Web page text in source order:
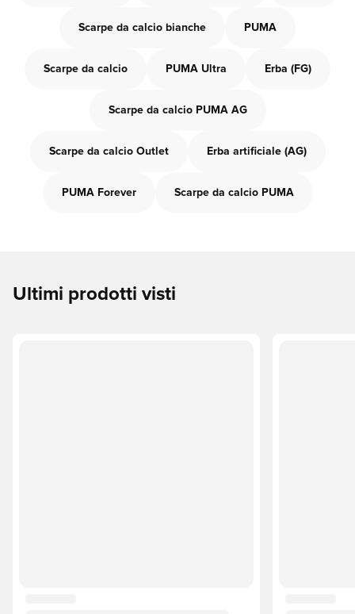
Scarpe da calcio bianche PUMA
Scarpe da calcio PUMA Ultra Erba (FG)
Scarpe da calcio PUMA AG
Scarpe da calcio Outlet Erba artificiale (AG)
PUMA Forever Scarpe da calcio PUMA
Ultimi prodotti visti